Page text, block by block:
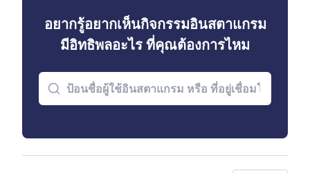
อยากรู้อยากเห็นกิจกรรมอินสตาแกรม
มีอิทธิพลอะไร ที่คุณต้องการไหม